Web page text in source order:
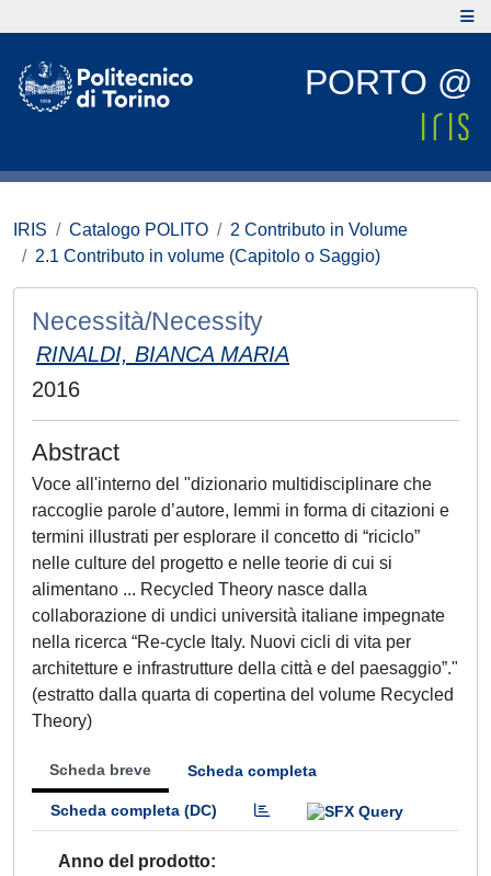
PORTO @
IRIS Catalogo POLITO
2 Contributo in Volume
2.1 Contributo in volume (Capitolo o Saggio)
Necessità/Necessity
RINALDI, BIANCA MARIA
2016
Abstract
Voce all'interno del "dizionario multidisciplinare che
raccoglie parole d’autore, lemmi in forma di citazioni e
termini illustrati per esplorare il concetto di “riciclo”
nelle culture del progetto e nelle teorie di cui si
alimentano ... Recycled Theory nasce dalla
collaborazione di undici università italiane impegnate
nella ricerca “Re-cycle Italy. Nuovi cicli di vita per
architetture e infrastrutture della città e del paesaggio”."
(estratto dalla quarta di copertina del volume Recycled
Theory)
Scheda breve Scheda completa
Scheda completa (DC)
Anno del prodotto